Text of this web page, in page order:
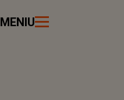
MENIU